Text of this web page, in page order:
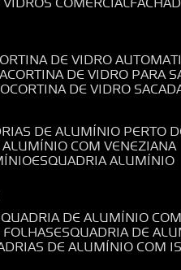
CORTINA DE VIDRO
CORTINA DE VIDRO PARA
CORTINA DE VIDRO
DE ALUMÍNIO PERTO
ALUMÍNIO COM VENEZIANA
ESQUADRIA ALUMÍNIO
DE ALUMÍNIO
ESQUADRIA DE
DE ALUMÍNIO COM